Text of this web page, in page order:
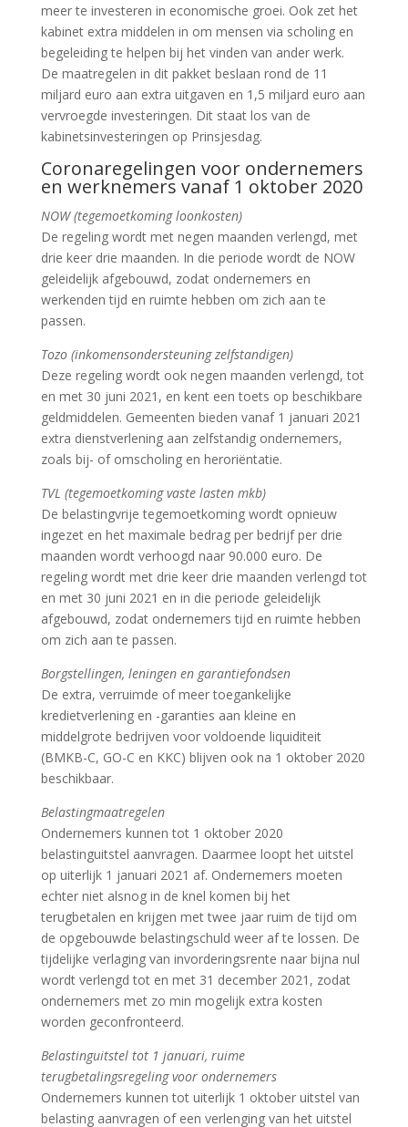
meer te investeren in economische groei. Ook zet het
kabinet extra middelen in om mensen via scholing en
begeleiding te helpen bij het vinden van ander werk.
De maatregelen in dit pakket beslaan rond de 11
miljard euro aan extra uitgaven en 1,5 miljard euro aan
vervroegde investeringen. Dit staat los van de
kabinetsinvesteringen op Prinsjesdag.
Coronaregelingen voor ondernemers
en werknemers vanaf 1 oktober 2020
NOW (tegemoetkoming loonkosten)
De regeling wordt met negen maanden verlengd, met
drie keer drie maanden. In die periode wordt de NOW
geleidelijk afgebouwd, zodat ondernemers en
werkenden tijd en ruimte hebben om zich aan te
passen.
Tozo (inkomensondersteuning zelfstandigen)
Deze regeling wordt ook negen maanden verlengd, tot
en met 30 juni 2021, en kent een toets op beschikbare
geldmiddelen. Gemeenten bieden vanaf 1 januari 2021
extra dienstverlening aan zelfstandig ondernemers,
zoals bij- of omscholing en heroriëntatie.
TVL (tegemoetkoming vaste lasten mkb)
De belastingvrije tegemoetkoming wordt opnieuw
ingezet en het maximale bedrag per bedrijf per drie
maanden wordt verhoogd naar 90.000 euro. De
regeling wordt met drie keer drie maanden verlengd tot
en met 30 juni 2021 en in die periode geleidelijk
afgebouwd, zodat ondernemers tijd en ruimte hebben
om zich aan te passen.
Borgstellingen, leningen en garantiefondsen
De extra, verruimde of meer toegankelijke
kredietverlening en -garanties aan kleine en
middelgrote bedrijven voor voldoende liquiditeit
(BMKB-C, GO-C en KKC) blijven ook na 1 oktober 2020
beschikbaar.
Belastingmaatregelen
Ondernemers kunnen tot 1 oktober 2020
belastinguitstel aanvragen. Daarmee loopt het uitstel
op uiterlijk 1 januari 2021 af. Ondernemers moeten
echter niet alsnog in de knel komen bij het
terugbetalen en krijgen met twee jaar ruim de tijd om
de opgebouwde belastingschuld weer af te lossen. De
tijdelijke verlaging van invorderingsrente naar bijna nul
wordt verlengd tot en met 31 december 2021, zodat
ondernemers met zo min mogelijk extra kosten
worden geconfronteerd.
Belastinguitstel tot 1 januari, ruime
terugbetalingsregeling voor ondernemers
Ondernemers kunnen tot uiterlijk 1 oktober uitstel van
belasting aanvragen of een verlenging van het uitstel